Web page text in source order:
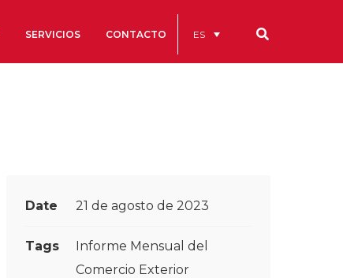
Portal de la Transparencia
SERVICIOS CONTACTO ES
Date 21 de agosto de 2023
Tags
Informe Mensual del
Comercio Exterior